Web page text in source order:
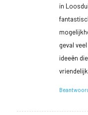
in
geval
ideeën